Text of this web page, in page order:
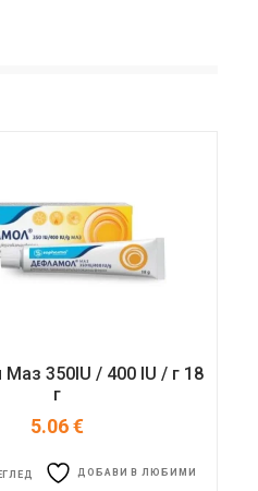
350IU / 400 IU / г 18
г
5.06€
ДОБАВИ В ЛЮБИМИ